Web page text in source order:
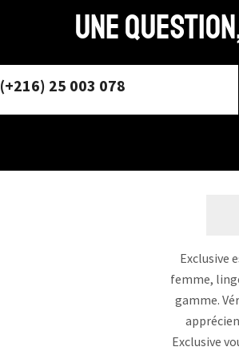
Une
(+216) 25 003 078
Exclusive
femme,
gamme.
Exclusive